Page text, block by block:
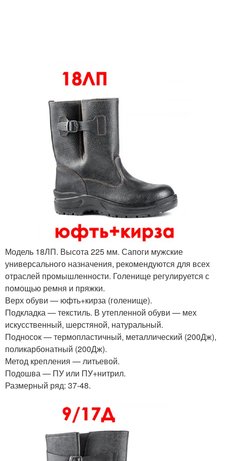
Модель 18ЛП. Высота 225 мм. Сапоги мужские
универсального назначения, рекомендуются для всех
отраслей промышленности. Голенище регулируется с
помощью ремня и пряжки.
Верх обуви — юфть+кирза (голенище).
Подкладка — текстиль. В утепленной обуви — мех
искусственный, шерстяной, натуральный.
Подносок — термопластичный, металлический (200Дж),
поликарбонатный (200Дж).
Метод крепления — литьевой.
Подошва — ПУ или ПУ+нитрил.
Размерный ряд: 37-48.